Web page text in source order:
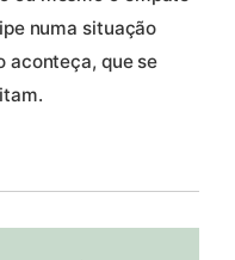
numa situação
aconteça, que se